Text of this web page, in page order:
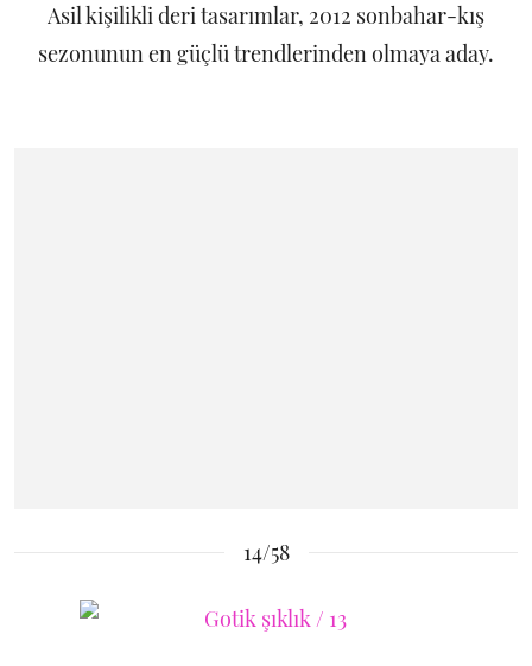
Asil kişilikli deri tasarımlar, 2012 sonbahar-kış
sezonunun en güçlü trendlerinden olmaya aday.
14/58